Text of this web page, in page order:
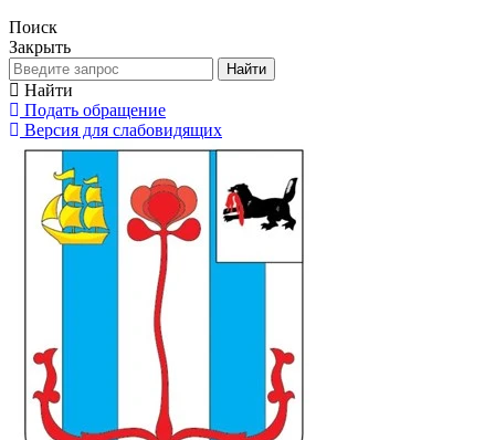
Поиск
Закрыть
Найти
Найти
Подать обращение
Версия для слабовидящих